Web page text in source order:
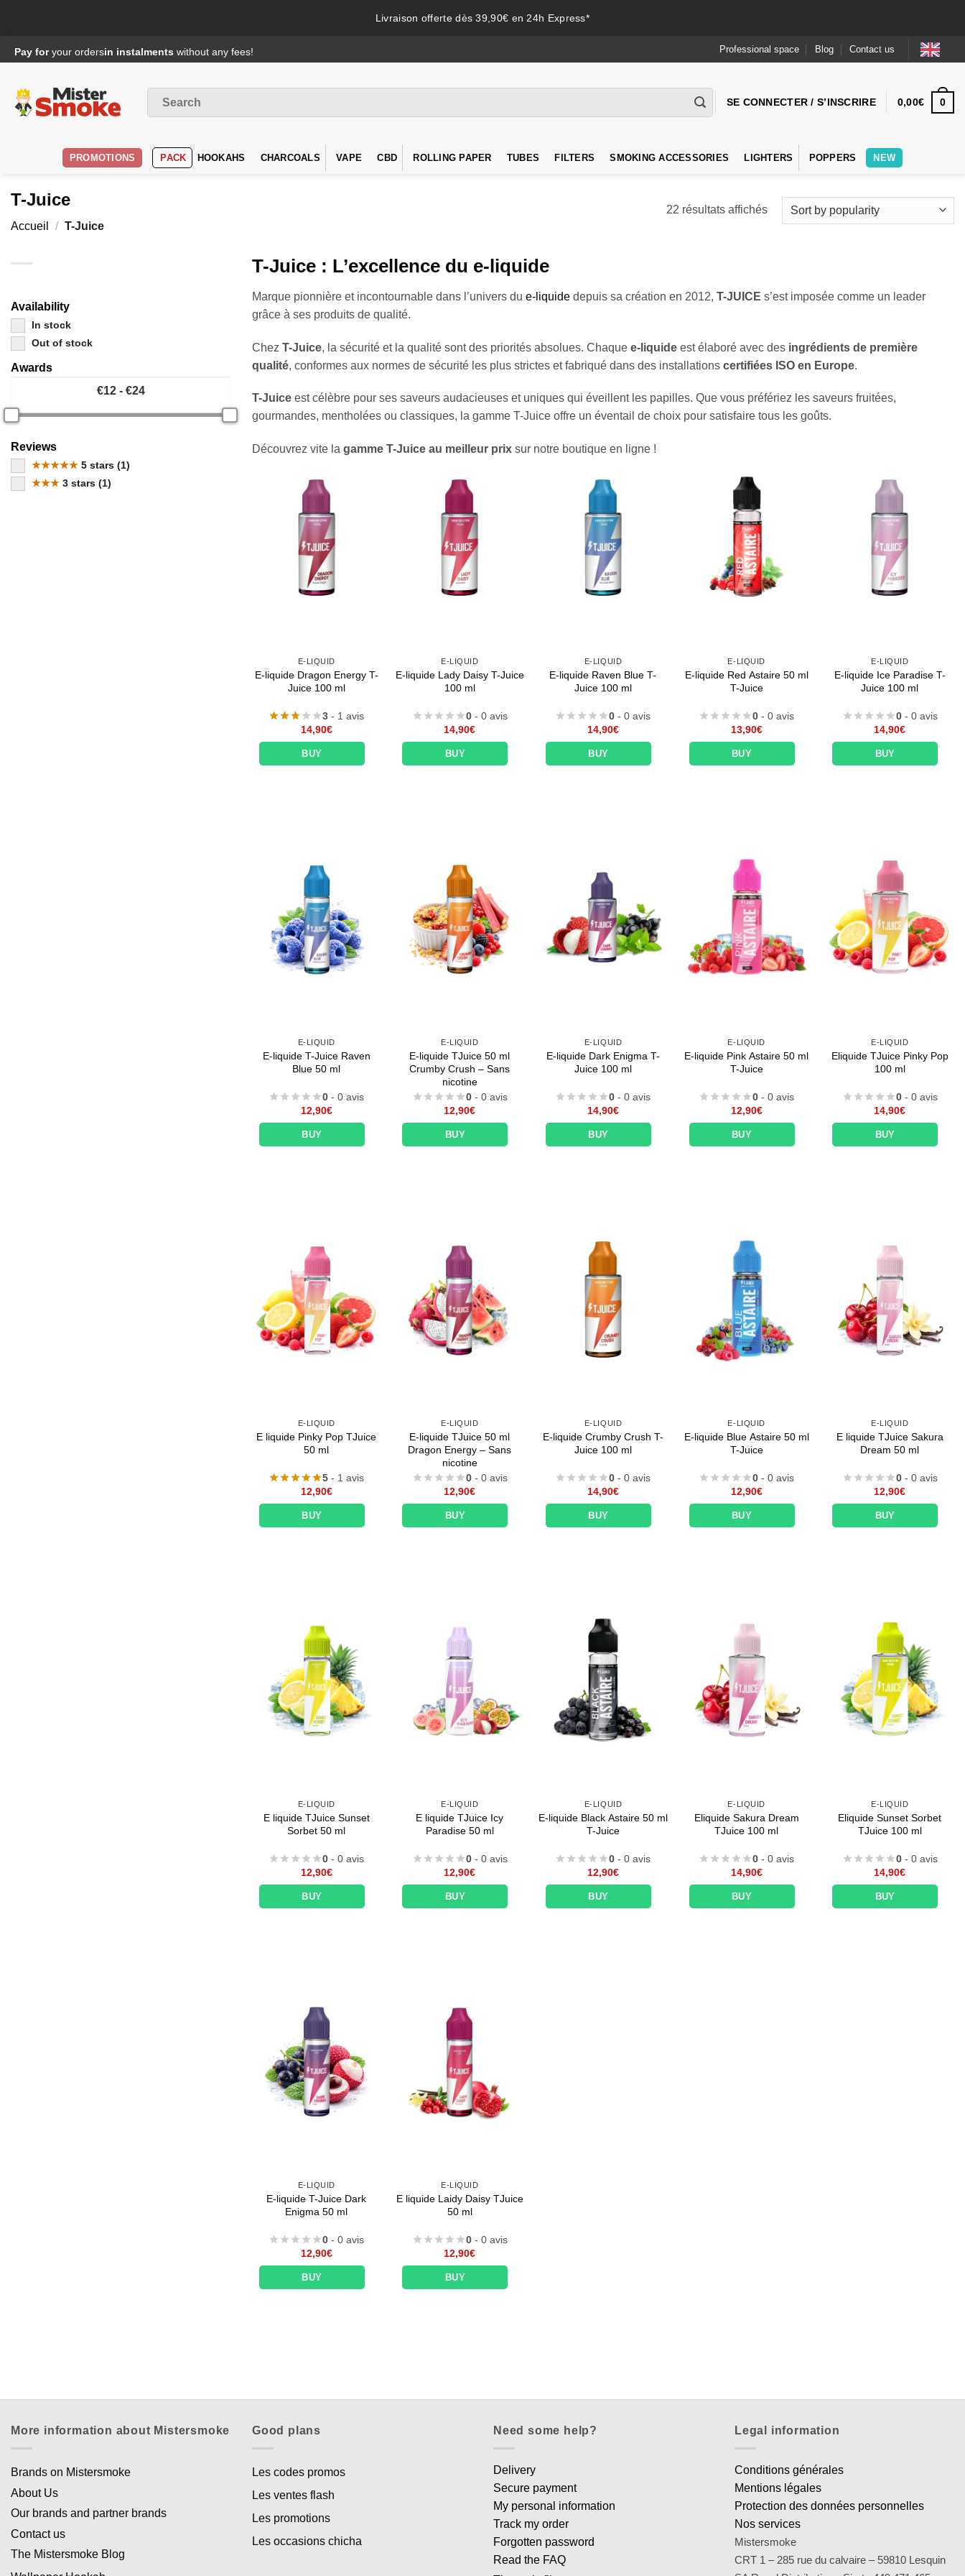
Livraison offerte dès 39,90€ en 24h Express*
au
Pay foryour ordersin instalments without any fees! Professional space Blog Contact us
SE CONNECTER / S’INSCRIRE 0,00€ 0
PROMOTIONS PACK HOOKAHS CHARCOALS VAPE CBD ROLLING PAPER TUBES FILTERS SMOKING ACCESSORIES LIGHTERS POPPERS NEW
T-Juice
Accueil / T-Juice
22 résultats affichésTrié
par
Availability
In stock
Out of stock
Awards
Reviews
★★★★★ 5 stars (1)
★★★ 3 stars (1)
T-Juice : L’excellence du e-liquide
Marque pionnière et incontournable dans l’univers du e-liquide depuis sa création en 2012, T-JUICE s’est imposée comme un leader
grâce à ses produits de qualité.
Chez T-Juice, la sécurité et la qualité sont des priorités absolues. Chaque e-liquide est élaboré avec des ingrédients de première
qualité, conformes aux normes de sécurité les plus strictes et fabriqué dans des installations certifiées ISO en Europe.
T-Juice est célèbre pour ses saveurs audacieuses et uniques qui éveillent les papilles. Que vous préfériez les saveurs fruitées,
gourmandes, mentholées ou classiques, la gamme T-Juice offre un éventail de choix pour satisfaire tous les goûts.
Découvrez vite la gamme T-Juice au meilleur prix sur notre boutique en ligne !
E-LIQUID
E-liquide Dragon Energy T-
Juice 100 ml
3 - 1 avis
14,90€
BUY
E-LIQUID
E-liquide Lady Daisy T-Juice
100 ml
0- 0 avis
14,90€
BUY
E-LIQUID
E-liquide Raven Blue T-
Juice 100 ml
0 - 0 avis
14,90€
BUY
E-LIQUID
E-liquide Red Astaire 50 ml
T-Juice
0 - 0 avis
13,90€
BUY
E-LIQUID
E-liquide Ice Paradise T-
Juice 100 ml
0- 0 avis
14,90€
BUY
E-LIQUID
E-liquide T-Juice Raven
Blue 50 ml
0 - 0 avis
12,90€
BUY
E-LIQUID
E-liquide TJuice 50 ml
Crumby Crush – Sans
nicotine
0- 0 avis
12,90€
BUY
E-LIQUID
E-liquide Dark Enigma T-
Juice 100 ml
0 - 0 avis
14,90€
BUY
E-LIQUID
E-liquide Pink Astaire 50 ml
T-Juice
0 - 0 avis
12,90€
BUY
E-LIQUID
Eliquide TJuice Pinky Pop
100 ml
0- 0 avis
14,90€
BUY
E-LIQUID
E liquide Pinky Pop TJuice
50 ml
5 - 1 avis
12,90€
BUY
E-LIQUID
E-liquide TJuice 50 ml
Dragon Energy – Sans
nicotine
0- 0 avis
12,90€
BUY
E-LIQUID
E-liquide Crumby Crush T-
Juice 100 ml
0 - 0 avis
14,90€
BUY
E-LIQUID
E-liquide Blue Astaire 50 ml
T-Juice
0 - 0 avis
12,90€
BUY
E-LIQUID
E liquide TJuice Sakura
Dream 50 ml
0- 0 avis
12,90€
BUY
E-LIQUID
E liquide TJuice Sunset
Sorbet 50 ml
0 - 0 avis
12,90€
BUY
E-LIQUID
E liquide TJuice Icy
Paradise 50 ml
0- 0 avis
12,90€
BUY
E-LIQUID
E-liquide Black Astaire 50 ml
T-Juice
0 - 0 avis
12,90€
BUY
E-LIQUID
Eliquide Sakura Dream
TJuice 100 ml
0 - 0 avis
14,90€
BUY
E-LIQUID
Eliquide Sunset Sorbet
TJuice 100 ml
0- 0 avis
14,90€
BUY
E-LIQUID
E-liquide T-Juice Dark
Enigma 50 ml
0 - 0 avis
12,90€
BUY
E-LIQUID
E liquide Laidy Daisy TJuice
50 ml
0- 0 avis
12,90€
BUY
More information about Mistersmoke
Brands on Mistersmoke
About Us
Our brands and partner brands
Contact us
The Mistersmoke Blog
Good plans
Les codes promos
Les ventes flash
Les promotions
Les occasions chicha
Need some help?
Delivery
Secure payment
My personal information
Track my order
Forgotten password
Read the FAQ
Legal information
Conditions générales
Mentions légales
Protection des données personnelles
Nos services
Mistersmoke
CRT 1 – 285 rue du calvaire – 59810 Lesquin